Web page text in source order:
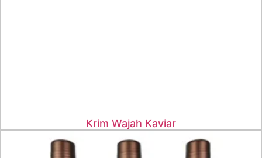
Krim Wajah Kaviar